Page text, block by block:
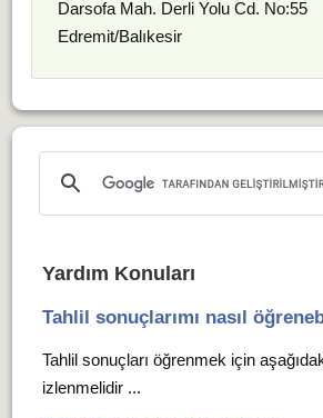
Darsofa Mah. Derli Yolu Cd. No:55
Edremit/Balıkesir
Yardım Konuları
Tahlil sonuçlarımı nasıl
Tahlil sonuçları öğrenmek için
izlenmelidir ...